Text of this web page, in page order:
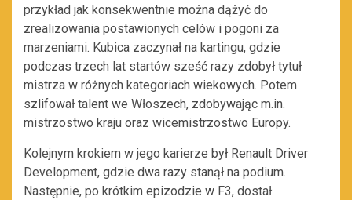
przykład jak konsekwentnie można dążyć do
zrealizowania postawionych celów i pogoni za
marzeniami. Kubica zaczynał na kartingu, gdzie
podczas trzech lat startów sześć razy zdobył tytuł
mistrza w różnych kategoriach wiekowych. Potem
szlifował talent we Włoszech, zdobywając m.in.
mistrzostwo kraju oraz wicemistrzostwo Europy.
Kolejnym krokiem w jego karierze był Renault Driver
Development, gdzie dwa razy stanął na podium.
Następnie, po krótkim epizodzie w F3, dostał